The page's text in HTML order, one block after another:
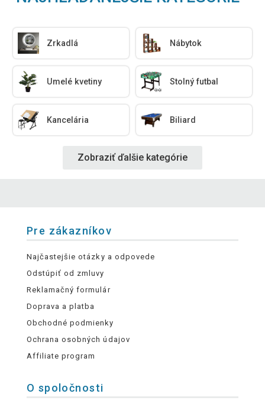
Zrkadlá Nábytok
Umelé kvetiny Stolný futbal
Kancelária Biliard
Zobraziť ďalšie kategórie
Pre zákazníkov
Najčastejšie otázky a odpovede
Odstúpiť od zmluvy
Reklamačný formulár
Doprava a platba
Obchodné podmienky
Ochrana osobných údajov
Affiliate program
O spoločnosti